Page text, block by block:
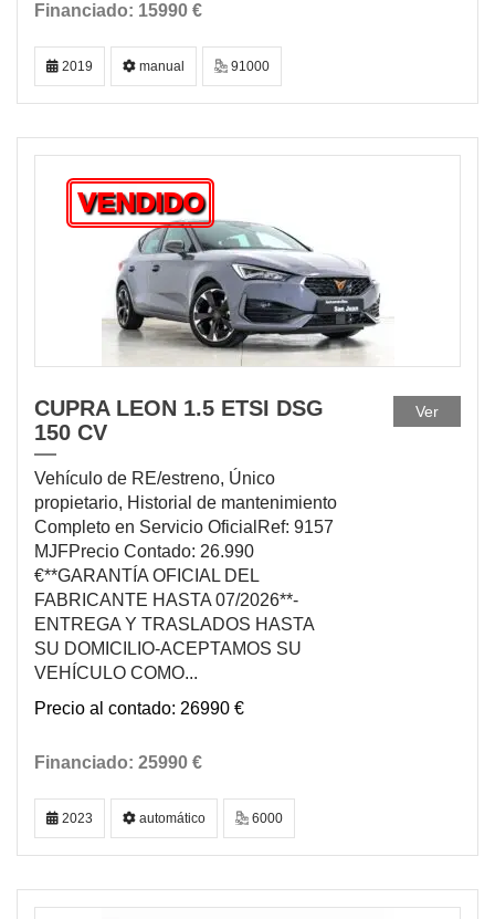
15990 €
2019 manual 91000
VENDIDO
CUPRA LEON 1.5 ETSI DSG
150 CV
Vehículo de RE/estreno, Único
propietario, Historial de mantenimiento
Completo en Servicio OficialRef: 9157
MJFPrecio Contado: 26.990
€**GARANTÍA OFICIAL DEL
FABRICANTE HASTA 07/2026**-
ENTREGA Y TRASLADOS HASTA
SU DOMICILIO-ACEPTAMOS SU
VEHÍCULO COMO...
26990 €
25990 €
Ver
2023 automático 6000